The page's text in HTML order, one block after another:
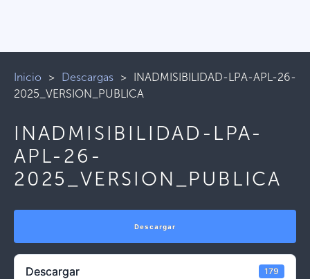
Inicio > Descargas > INADMISIBILIDAD-LPA-APL-26-
2025_VERSION_PUBLICA
INADMISIBILIDAD-LPA-
APL-26-
2025_VERSION_PUBLICA
Descargar
Descargar 179